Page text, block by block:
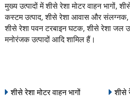
मुख्य उत्पादों में शीसे रेशा मोटर वाहन भागों,
कस्टम उत्पाद, शीसे रेशा आवास और संलग्नक,
शीसे रेशा पवन टरबाइन घटक, शीसे रेशा जल
मनोरंजक उत्पादों आदि शामिल हैं।
शीसे रेशा मोटर वाहन भागों
शीसे